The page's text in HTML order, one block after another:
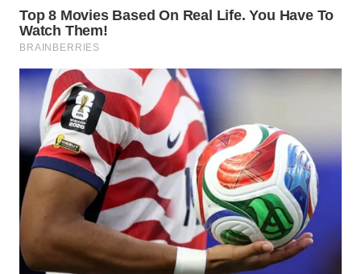
MANDALIKA
WN
LIKUPANG
WN
LABUANBAJO
WN
BORNEO
Wahana
Media
Group